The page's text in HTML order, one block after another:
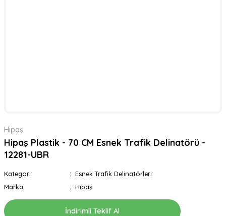
Hipaş
Hipaş Plastik - 70 CM Esnek Trafik Delinatörü -
12281-UBR
Kategori
Esnek Trafik Delinatörleri
Marka
Hipaş
İndirimli Teklif Al